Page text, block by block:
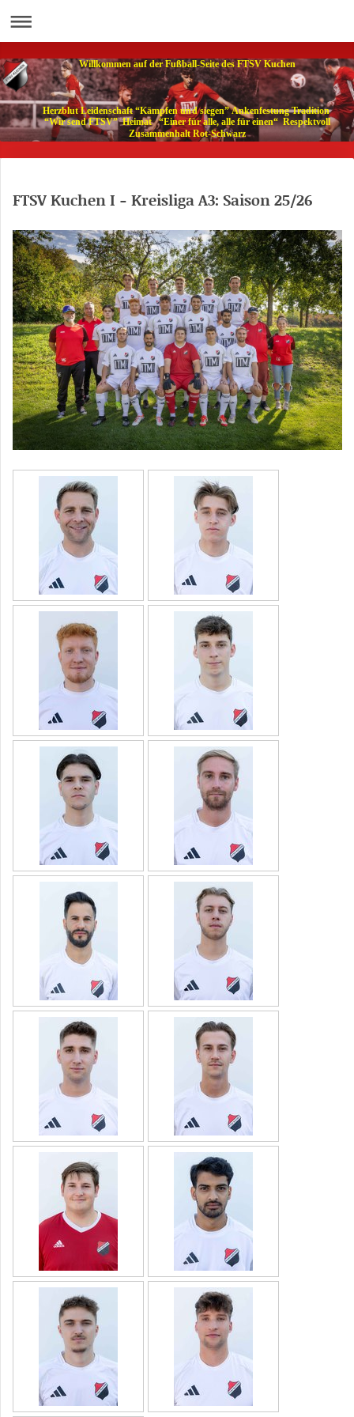
Willkommen auf der Fußball-Seite des FTSV Kuchen
Herzblut Leidenschaft “Kämpfen und siegen” Ankenfestung Tradition
“Wir send FTSV” Heimat “Einer für alle, alle für einen“ Respektvoll
Zusammenhalt Rot-Schwarz
FTSV Kuchen I - Kreisliga A3: Saison 25/26